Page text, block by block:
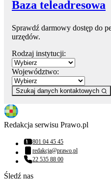
Baza teleadresowa
Sprawdź darmowy dostęp do
urzędów.
Rodzaj instytucji:
Województwo:
Szukaj danych kontaktowych
Redakcja serwisu Prawo.pl
Numer telefonu:
801 04 45 45
Adres email:
redakcja@prawo.pl
Numer telefonu:
22 535 88 00
Śledź nas